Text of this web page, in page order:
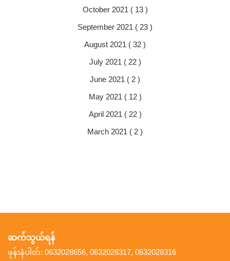
October 2021 ( 13 )
September 2021 ( 23 )
August 2021 ( 32 )
July 2021 ( 22 )
June 2021 ( 2 )
May 2021 ( 12 )
April 2021 ( 22 )
March 2021 ( 2 )
ဆက်သွယ်ရန်
ဖုန်းနံပါတ်: 0632028656, 0632028317, 0632028316